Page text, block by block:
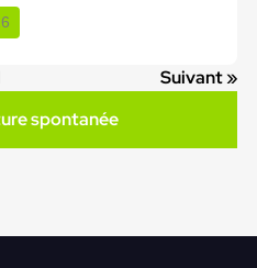
Suivant »
spontanée